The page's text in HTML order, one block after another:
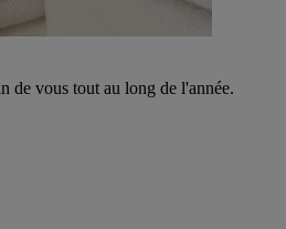
de vous tout au long de l'année.